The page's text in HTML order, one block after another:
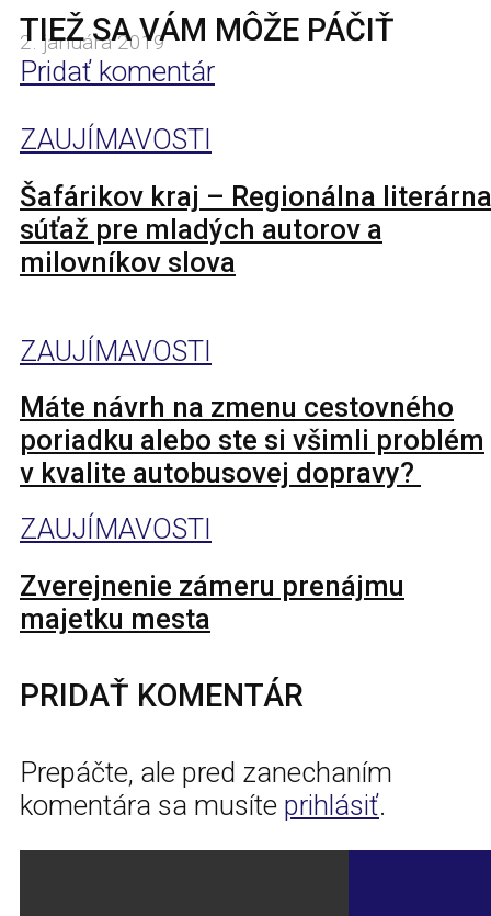
2. januára 2019
Pridať komentár
TIEŽ SA VÁM MÔŽE PÁČIŤ
ZAUJÍMAVOSTI
Šafárikov kraj – Regionálna literárna
súťaž pre mladých autorov a
milovníkov slova
ZAUJÍMAVOSTI
Máte návrh na zmenu cestovného
poriadku alebo ste si všimli problém
v kvalite autobusovej dopravy?
ZAUJÍMAVOSTI
Zverejnenie zámeru prenájmu
majetku mesta
PRIDAŤ KOMENTÁR
Prepáčte, ale pred zanechaním
komentára sa musíte prihlásiť.